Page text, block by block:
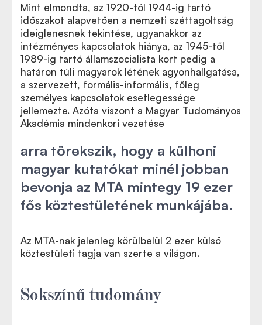
Mint elmondta, az 1920-tól 1944-ig tartó
időszakot alapvetően a nemzeti széttagoltság
ideiglenesnek tekintése, ugyanakkor az
intézményes kapcsolatok hiánya, az 1945-től
1989-ig tartó államszocialista kort pedig a
határon túli magyarok létének agyonhallgatása,
a szervezett, formális-informális, főleg
személyes kapcsolatok esetlegessége
jellemezte. Azóta viszont a Magyar Tudományos
Akadémia mindenkori vezetése
arra törekszik, hogy a külhoni
magyar kutatókat minél jobban
bevonja az MTA mintegy 19 ezer
fős köztestületének munkájába.
Az MTA-nak jelenleg körülbelül 2 ezer külső
köztestületi tagja van szerte a világon.
Sokszínű tudomány